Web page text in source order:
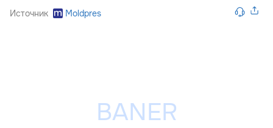
Источник Moldpres